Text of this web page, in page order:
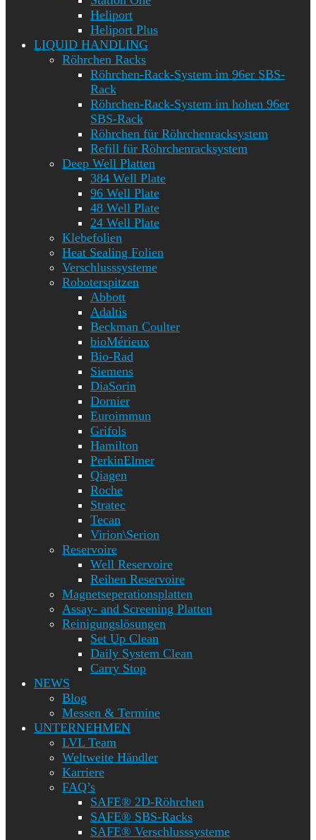
Heliport
Heliport Plus
LIQUID HANDLING
Röhrchen Racks
Röhrchen-Rack-System im 96er SBS-
Rack
Röhrchen-Rack-System im hohen 96er
SBS-Rack
Röhrchen für Röhrchenracksystem
Refill für Röhrchenracksystem
Deep Well Platten
384 Well Plate
96 Well Plate
48 Well Plate
24 Well Plate
Klebefolien
Heat Sealing Folien
Verschlusssysteme
Roboterspitzen
Abbott
Adaltis
Beckman Coulter
bioMérieux
Bio-Rad
Siemens
DiaSorin
Dornier
Euroimmun
Grifols
Hamilton
PerkinElmer
Qiagen
Roche
Stratec
Tecan
Virion\Serion
Reservoire
Well Reservoire
Reihen Reservoire
Magnetseperationsplatten
Assay- and Screening Platten
Reinigungslösungen
Set Up Clean
Daily System Clean
Carry Stop
NEWS
Blog
Messen & Termine
UNTERNEHMEN
LVL Team
Weltweite Händler
Karriere
FAQ’s
SAFE® 2D-Röhrchen
SAFE® SBS-Racks
SAFE® Verschlusssysteme